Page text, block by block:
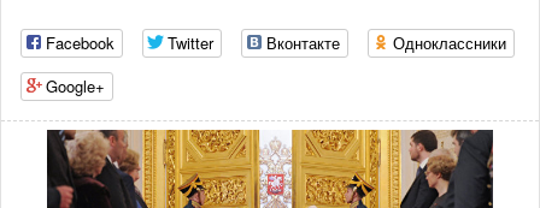
Facebook Twitter Вконтакте
Одноклассники
Google+